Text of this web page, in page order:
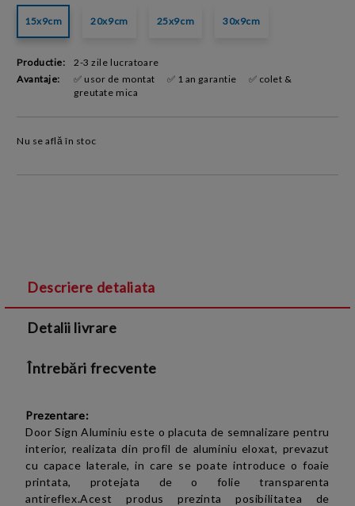
15x9cm 20x9cm 25x9cm 30x9cm
Productie:
2-3 zile lucratoare
Avantaje:
✅ usor de montat ✅ 1 an garantie
✅ colet &
greutate mica
Nu se află în stoc
Descriere detaliata
Detalii livrare
Întrebări frecvente
Prezentare:
Door Sign Aluminiu este o placuta de semnalizare pentru
interior, realizata din profil de aluminiu eloxat, prevazut
cu capace laterale, in care se poate introduce o foaie
printata, protejata de o folie transparenta
antireflex.Acest produs prezinta posibilitatea de